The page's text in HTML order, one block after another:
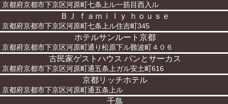
京都府京都市下京区河原町七条上ル一筋目西入ル
ＢＪ ｆａｍｉｌｙ ｈｏｕｓｅ
京都府京都市下京区河原町七条上ル住吉町345
ホテルサンルート京都
京都府京都市下京区河原町通り松原下ル難波町４０６
古民家ゲストハウス パンとサーカス
京都府京都市下京区河原町通五条上ガル安土町616
京都リッチホテル
京都府京都市下京区河原町通五条上ル
千鳥